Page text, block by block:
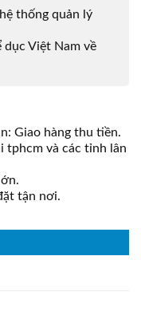
thống quản lý
Việt Nam về
Giao hàng thu tiền.
tphcm và các tỉnh lân
tận nơi.